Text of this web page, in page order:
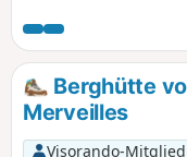
Ziel. Wie im restlichen
Gämsen und
Die Seen können
sein. Der Weg ist
gut sichtbar. Die
finden sich auf der
Berghütte
Merveilles
Visorando-Mitglied